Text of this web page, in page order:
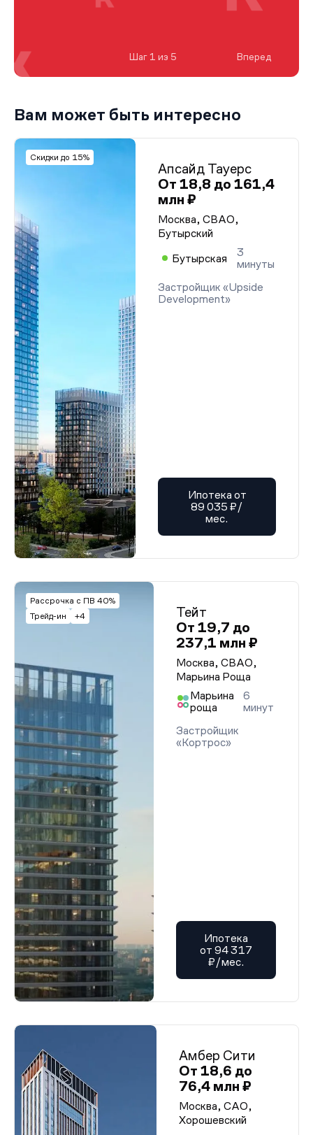
Шаг 1 из 5 Вперед
Вам может быть интересно
Скидки до 15%
Апсайд Тауерс
От 18,8 до 161,4
млн ₽
Москва, СВАО,
Бутырский
Бутырская
3
минуты
Застройщик «Upside
Development»
Ипотека от
89 035 ₽/
мес.
Рассрочка с ПВ 40%
Трейд-ин
+4
Тейт
От 19,7 до
237,1 млн ₽
Москва, СВАО,
Марьина Роща
Марьина
роща
6
минут
Застройщик
«Кортрос»
Ипотека
от 94 317
₽/мес.
Амбер Сити
От 18,6 до
76,4 млн ₽
Москва, САО,
Хорошевский